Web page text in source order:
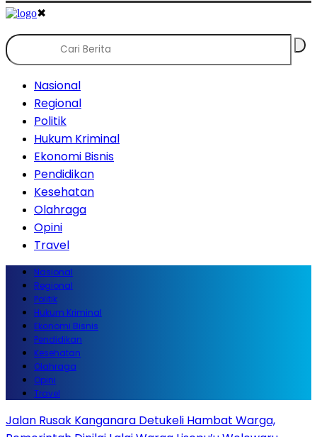
✖
Nasional
Regional
Politik
Hukum Kriminal
Ekonomi Bisnis
Pendidikan
Kesehatan
Olahraga
Opini
Travel
Nasional
Regional
Politik
Hukum Kriminal
Ekonomi Bisnis
Pendidikan
Kesehatan
Olahraga
Opini
Travel
Jalan Rusak Kanganara Detukeli Hambat Warga,